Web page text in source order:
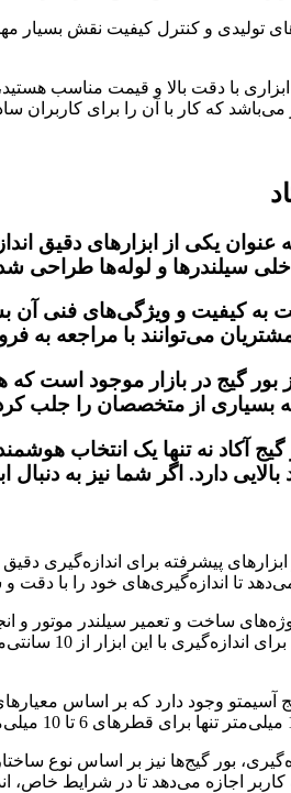
تولیدی و کنترل کیفیت نقش بسیار
ابزاری با دقت بالا و قیمت مناسب
که کار با آن را برای کاربران
عنوان یکی از ابزارهای دقیق
سیلندرها و لوله‌ها طراحی
به کیفیت و ویژگی‌های فنی آن
می‌توانند با مراجعه به
گیج در بازار موجود است که
بسیاری از متخصصان را جلب
گیج آکاد نه تنها یک انتخاب
دارد. اگر شما نیز به
ابزارهای پیشرفته برای
تا اندازه‌گیری‌های خود را با دقت و
ساخت و تعمیر سیلندر موتور و
دهد.
آسیمتو وجود دارد که بر اساس